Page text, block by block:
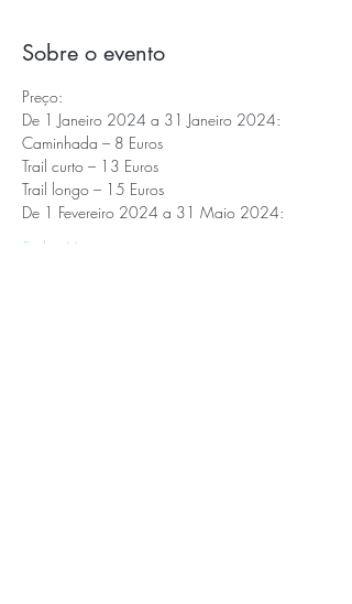
Sobre o evento
Preço:
De 1 Janeiro 2024 a 31 Janeiro 2024:
Caminhada – 8 Euros
Trail curto – 13 Euros
Trail longo – 15 Euros
De 1 Fevereiro 2024 a 31 Maio 2024:
Saiba Mais >